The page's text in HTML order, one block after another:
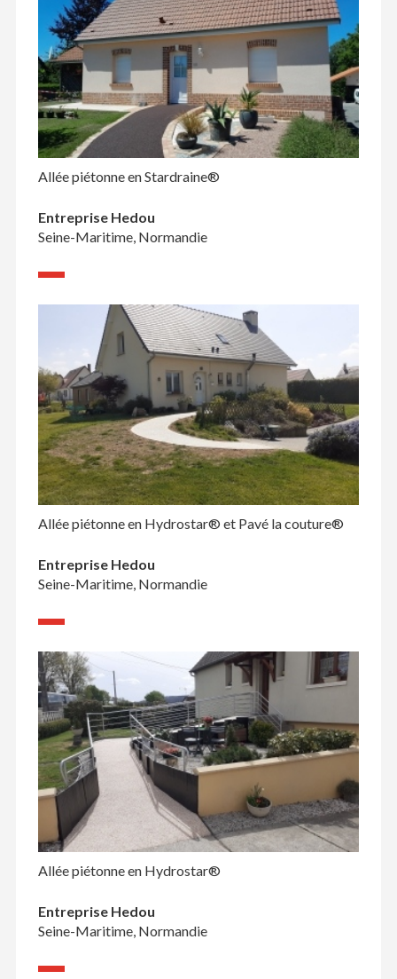
Allée piétonne en Stardraine®
Entreprise Hedou
Seine-Maritime, Normandie
Allée piétonne en Hydrostar® et Pavé la couture®
Entreprise Hedou
Seine-Maritime, Normandie
Allée piétonne en Hydrostar®
Entreprise Hedou
Seine-Maritime, Normandie